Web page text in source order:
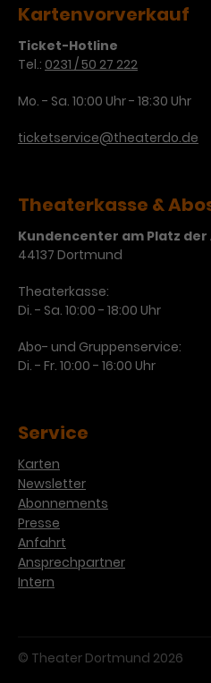
Kartenvorverkauf
Ticket-Hotline
Tel.: 0231 / 50 27 222
Mo. - Sa. 10:00 Uhr - 18:30 Uhr
ticketservice@theaterdo.de
Theaterkasse &
Kundencenter am Platz der
44137 Dortmund
Theaterkasse:
Di. - Sa. 10:00 - 18:00 Uhr
Abo- und Gruppenservice:
Di. - Fr. 10:00 - 16:00 Uhr
Service
Karten
Newsletter
Abonnements
Presse
Anfahrt
Ansprechpartner
Intern
© Theater Dortmund 2026